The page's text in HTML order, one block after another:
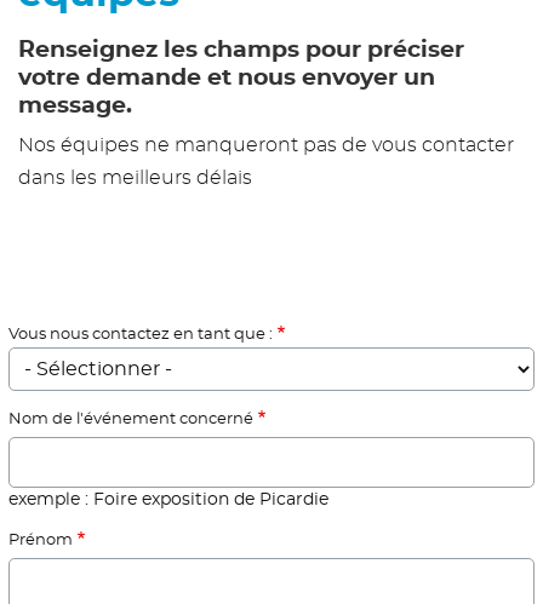
Renseignez les champs pour préciser
votre demande et nous envoyer un
message.
Nos équipes ne manqueront pas de vous contacter
dans les meilleurs délais
Vous nous contactez en tant que :
Nom de l'événement concerné
exemple : Foire exposition de Picardie
Prénom